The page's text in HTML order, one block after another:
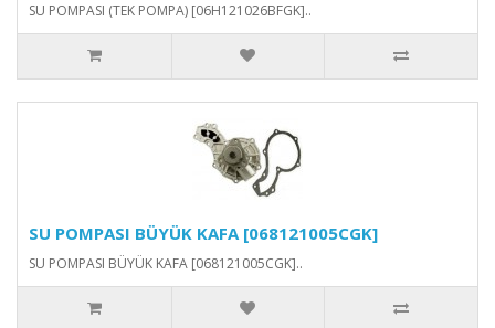
SU POMPASI (TEK POMPA) [06H121026BFGK]..
SU POMPASI BÜYÜK KAFA [068121005CGK]
SU POMPASI BÜYÜK KAFA [068121005CGK]..